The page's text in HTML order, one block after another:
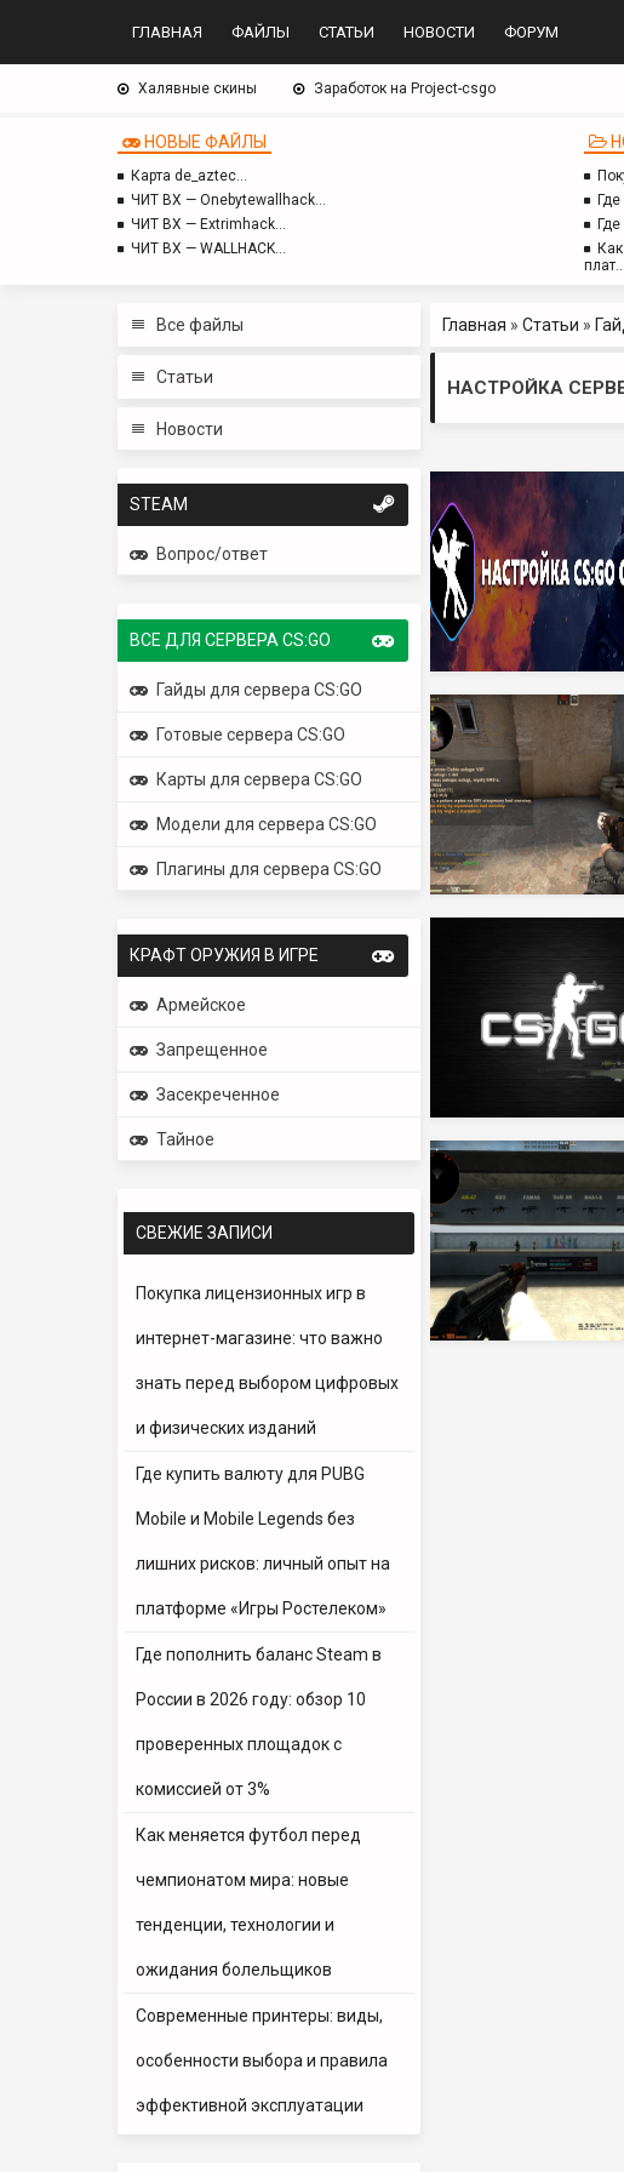
ГЛАВНАЯ ФАЙЛЫ СТАТЬИ НОВОСТИ ФОРУМ
Халявные скины Заработок на Project-csgo
НОВЫЕ ФАЙЛЫ
Карта de_aztec…
ЧИТ BX — Onebytewallhack…
ЧИТ BX — Extrimhack…
ЧИТ BX — WALLHACK…
плат…
Все файлы
Статьи
Новости
STEAM
Вопрос/ответ
ВСЕ ДЛЯ СЕРВЕРА CS:GO
Гайды для сервера CS:GO
Готовые сервера CS:GO
Карты для сервера CS:GO
Модели для сервера CS:GO
Плагины для сервера CS:GO
КРАФТ ОРУЖИЯ В ИГРЕ
Армейское
Запрещенное
Засекреченное
Тайное
СВЕЖИЕ ЗАПИСИ
Покупка лицензионных игр в
интернет-магазине: что важно
знать перед выбором цифровых
и физических изданий
Где купить валюту для PUBG
Mobile и Mobile Legends без
лишних рисков: личный опыт на
платформе «Игры Ростелеком»
Где пополнить баланс Steam в
России в 2026 году: обзор 10
проверенных площадок с
комиссией от 3%
Как меняется футбол перед
чемпионатом мира: новые
тенденции, технологии и
ожидания болельщиков
Современные принтеры: виды,
особенности выбора и правила
эффективной эксплуатации
Главная » Статьи »
НАСТРОЙКА